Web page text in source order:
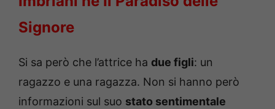
Signore
Si sa però che l’attrice ha due figli: un
ragazzo e una ragazza. Non si hanno però
informazioni sul suo stato sentimentale